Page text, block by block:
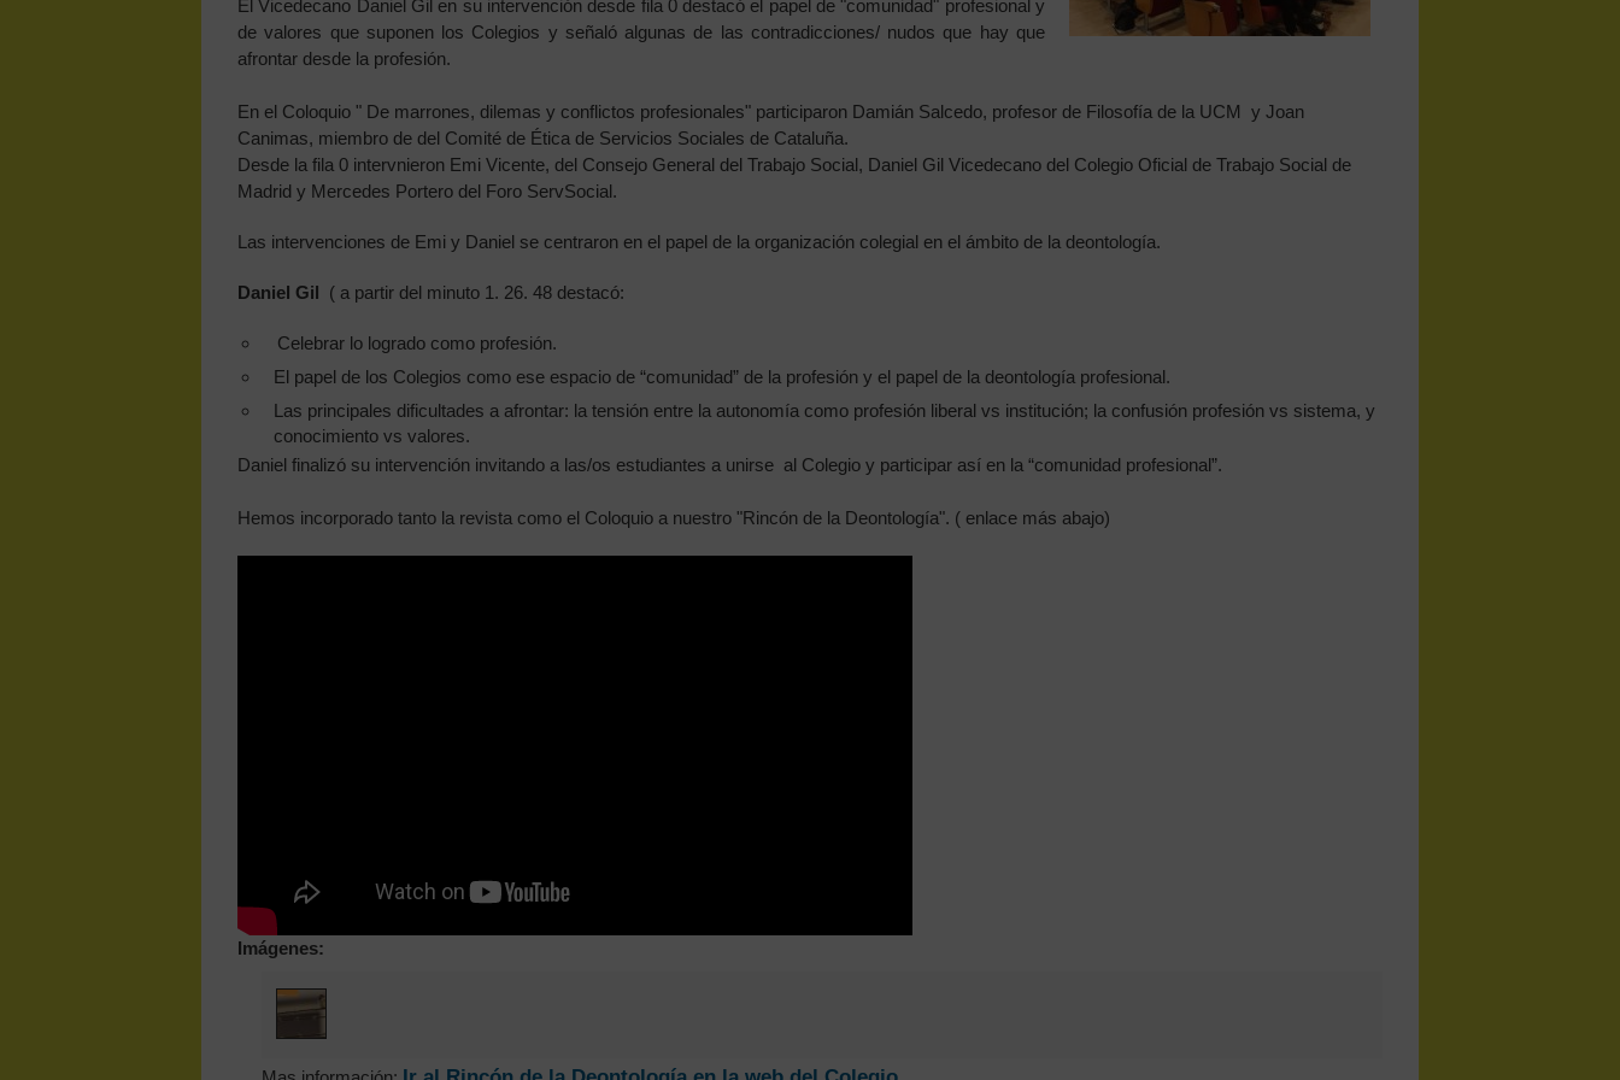
El Vicedecano Daniel Gil en su intervención desde fila 0 destacó el papel de "comunidad" profesional y
de valores que suponen los Colegios y señaló algunas de las contradicciones/ nudos que hay que
afrontar desde la profesión.
En el Coloquio " De marrones, dilemas y conflictos profesionales" participaron Damián Salcedo, profesor de Filosofía de la UCM y Joan
Canimas, miembro de del Comité de Ética de Servicios Sociales de Cataluña.
Desde la fila 0 intervnieron Emi Vicente, del Consejo General del Trabajo Social, Daniel Gil Vicedecano del Colegio Oficial de Trabajo Social de
Madrid y Mercedes Portero del Foro ServSocial.
Las intervenciones de Emi y Daniel se centraron en el papel de la organización colegial en el ámbito de la deontología.
Daniel Gil ( a partir del minuto 1. 26. 48 destacó:
Celebrar lo logrado como profesión.
El papel de los Colegios como ese espacio de “comunidad” de la profesión y el papel de la deontología profesional.
Las principales dificultades a afrontar: la tensión entre la autonomía como profesión liberal vs institución; la confusión profesión vs sistema, y
conocimiento vs valores.
Daniel finalizó su intervención invitando a las/os estudiantes a unirse al Colegio y participar así en la “comunidad profesional”.
Hemos incorporado tanto la revista como el Coloquio a nuestro "Rincón de la Deontología". ( enlace más abajo)
Imágenes: